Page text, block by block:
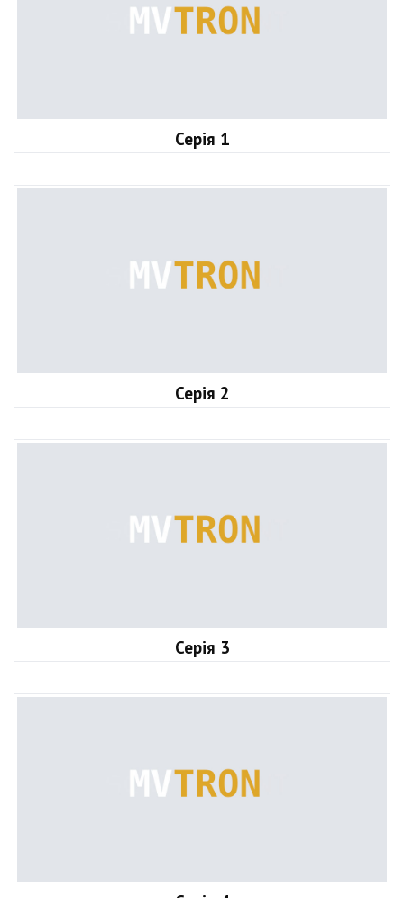
Серія 1
Серія 2
Серія 3